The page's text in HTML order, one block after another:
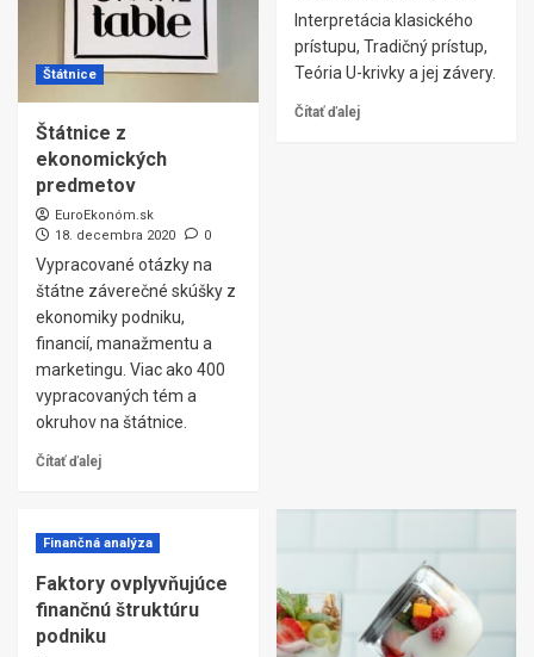
Štátnice
Štátnice z
ekonomických
predmetov
EuroEkonóm.sk
18. decembra 2020
0
Vypracované otázky na
štátne záverečné skúšky z
ekonomiky podniku,
financií, manažmentu a
marketingu. Viac ako 400
vypracovaných tém a
okruhov na štátnice.
Čítať ďalej
Interpretácia klasického
prístupu, Tradičný prístup,
Teória U-krivky a jej závery.
Čítať ďalej
Finančná analýza
Faktory ovplyvňujúce
finančnú štruktúru
podniku